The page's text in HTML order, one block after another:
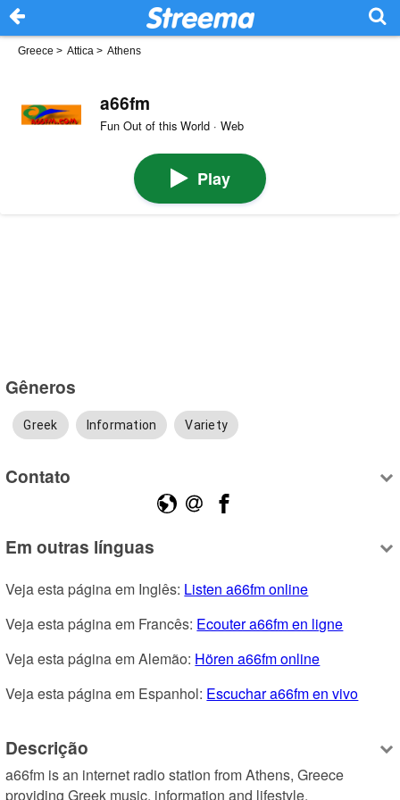
Greece > Attica > Athens
a66fm
Fun Out of this World · Web
Play
Gêneros
Greek Information Variety
Contato
Em outras línguas
Veja esta página em Inglês: Listen a66fm online
Veja esta página em Francês: Ecouter a66fm en ligne
Veja esta página em Alemão: Hören a66fm online
Veja esta página em Espanhol: Escuchar a66fm en vivo
Descrição
a66fm is an internet radio station from Athens, Greece
providing Greek music, information and lifestyle.